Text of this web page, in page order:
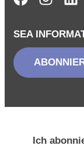
SEA
Ich